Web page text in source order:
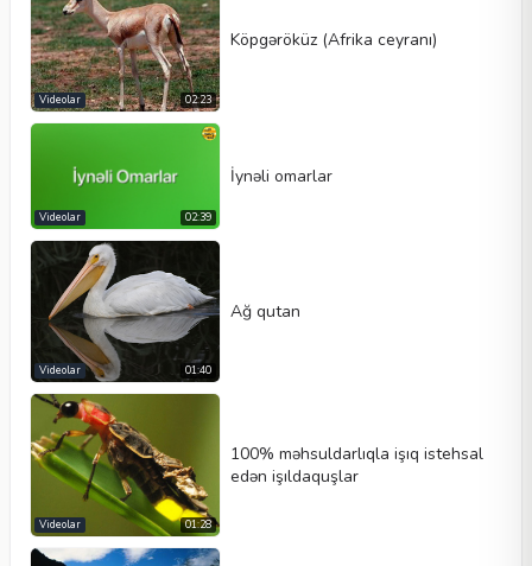
02:23
Videolar
Köpgəröküz (Afrika ceyranı)
02:39
Videolar
İynəli omarlar
01:40
Videolar
Ağ qutan
01:28
Videolar
100% məhsuldarlıqla işıq istehsal
edən işıldaquşlar